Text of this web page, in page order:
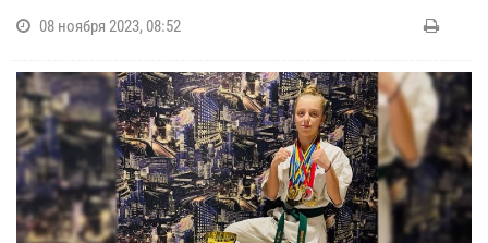
08 ноября 2023, 08:52